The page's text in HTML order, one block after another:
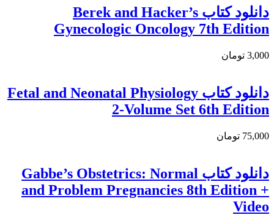
دانلود کتاب Berek and Hacker’s
Gynecologic Oncology 7th Edition
3,000 تومان
دانلود کتاب Fetal and Neonatal Physiology
2-Volume Set 6th Edition
75,000 تومان
دانلود كتاب Gabbe’s Obstetrics: Normal
and Problem Pregnancies 8th Edition +
Video